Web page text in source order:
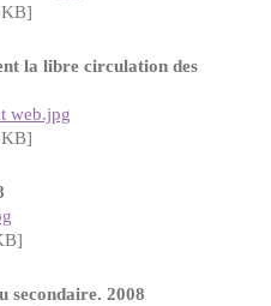
KB]
la libre circulation des
web.jpg
KB]
secondaire. 2008